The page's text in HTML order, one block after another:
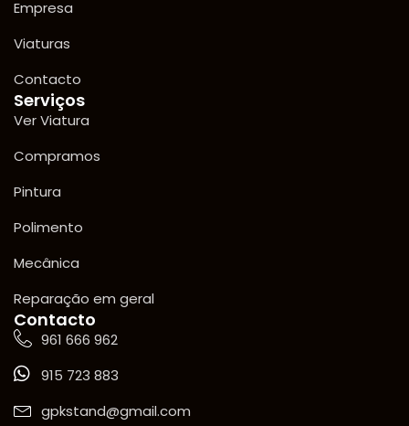
Empresa
Viaturas
Contacto
Serviços
Ver Viatura
Compramos
Pintura
Polimento
Mecânica
Reparação em geral
Contacto
961 666 962
915 723 883
gpkstand@gmail.com